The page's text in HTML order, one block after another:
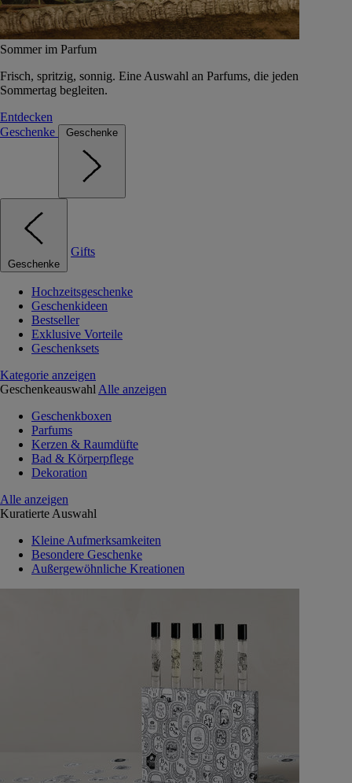
Sommer im Parfum
Frisch, spritzig, sonnig. Eine Auswahl an Parfums, die jeden
Sommertag begleiten.
Entdecken
Geschenke
Geschenke
Geschenke
Gifts
Hochzeitsgeschenke
Geschenkideen
Bestseller
Exklusive Vorteile
Geschenksets
Kategorie anzeigen
Geschenkeauswahl Alle anzeigen
Geschenkboxen
Parfums
Kerzen & Raumdüfte
Bad & Körperpflege
Dekoration
Alle anzeigen
Kuratierte Auswahl
Kleine Aufmerksamkeiten
Besondere Geschenke
Außergewöhnliche Kreationen